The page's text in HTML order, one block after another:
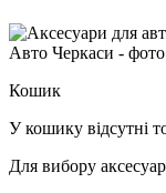
Кошик
У кошику відсутні
Для вибору